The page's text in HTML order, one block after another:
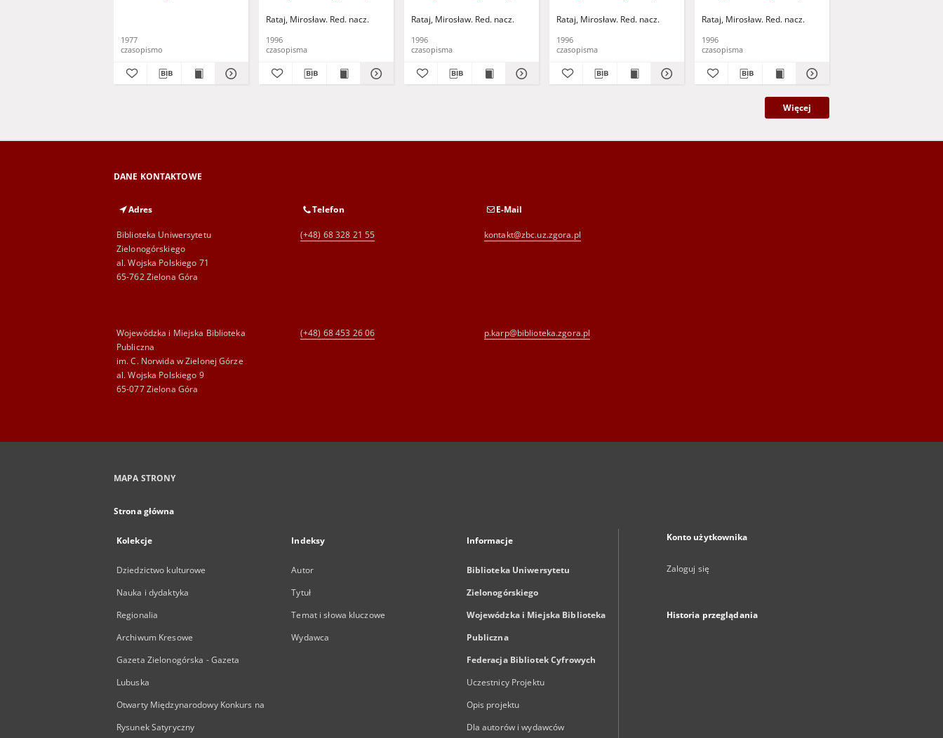
1977
czasopismo
Rataj, Mirosław. Red. nacz.
1996
czasopisma
Rataj, Mirosław. Red. nacz.
1996
czasopisma
Rataj, Mirosław. Red. nacz.
1996
czasopisma
Rataj, Mirosław. Red. nacz.
1996
czasopisma
Więcej
DANE KONTAKTOWE
Adres
Biblioteka Uniwersytetu
Zielonogórskiego
al. Wojska Polskiego 71
65-762 Zielona Góra
Telefon
(+48) 68 328 21 55
E-Mail
kontakt@zbc.uz.zgora.pl
Wojewódzka i Miejska Biblioteka
Publiczna
im. C. Norwida w Zielonej Górze
al. Wojska Polskiego 9
65-077 Zielona Góra
(+48) 68 453 26 06 p.karp@biblioteka.zgora.pl
MAPA STRONY
Strona główna
Kolekcje
Dziedzictwo kulturowe
Nauka i dydaktyka
Regionalia
Archiwum Kresowe
Gazeta Zielonogórska - Gazeta
Lubuska
Otwarty Międzynarodowy Konkurs na
Rysunek Satyryczny
Indeksy
Autor
Tytuł
Temat i słowa kluczowe
Wydawca
Informacje
Biblioteka Uniwersytetu
Zielonogórskiego
Wojewódzka i Miejska Biblioteka
Publiczna
Federacja Bibliotek Cyfrowych
Uczestnicy Projektu
Opis projektu
Dla autorów i wydawców
Konto użytkownika
Zaloguj się
Historia przeglądania